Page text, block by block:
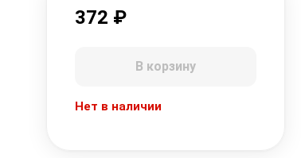
372 ₽
В корзину
Нет в наличии